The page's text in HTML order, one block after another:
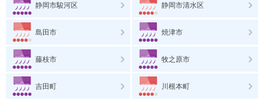
静岡市駿河区 静岡市清水区
島田市 焼津市
藤枝市 牧之原市
吉田町 川根本町